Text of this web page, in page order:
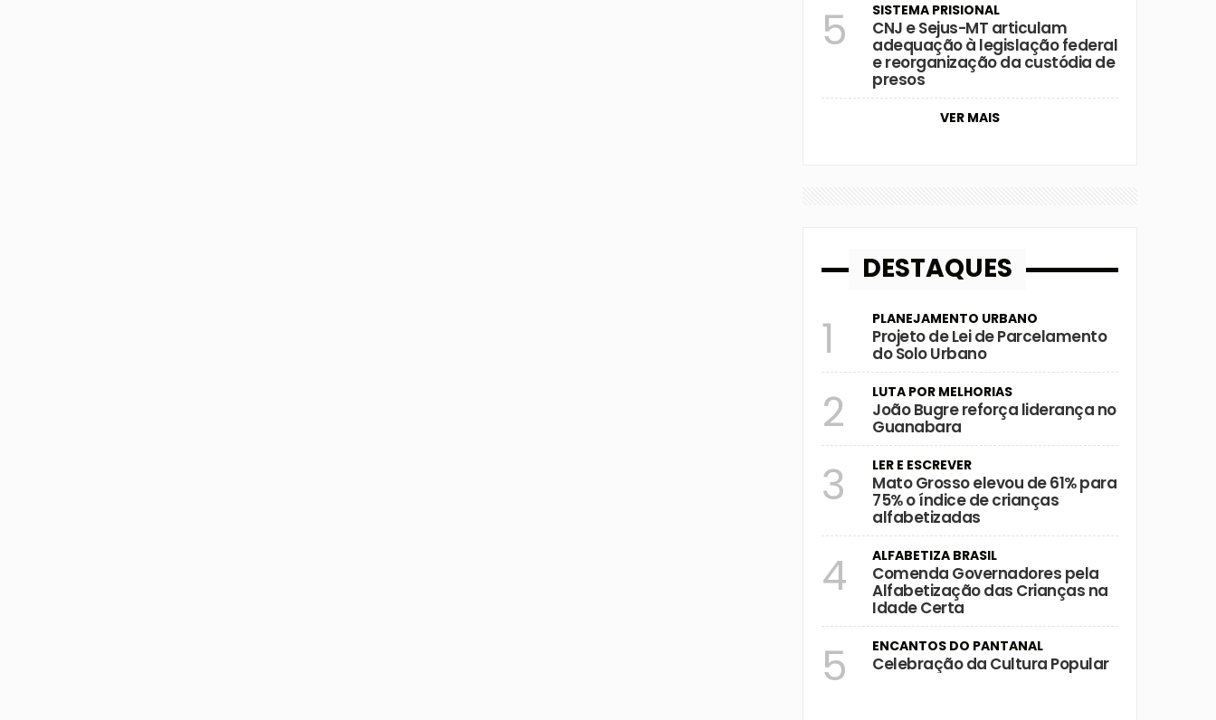
5 SISTEMA PRISIONAL
CNJ e Sejus-MT articulam
adequação à legislação federal
e reorganização da custódia de
presos
VER MAIS
DESTAQUES
1 PLANEJAMENTO URBANO
Projeto de Lei de Parcelamento
do Solo Urbano
2 LUTA POR MELHORIAS
João Bugre reforça liderança no
Guanabara
3 LER E ESCREVER
Mato Grosso elevou de 61% para
75% o índice de crianças
alfabetizadas
4 ALFABETIZA BRASIL
Comenda Governadores pela
Alfabetização das Crianças na
Idade Certa
5 ENCANTOS DO PANTANAL
Celebração da Cultura Popular